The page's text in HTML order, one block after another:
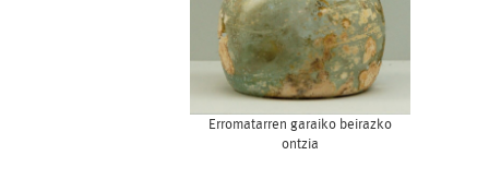
Erromatarren garaiko beirazko
ontzia